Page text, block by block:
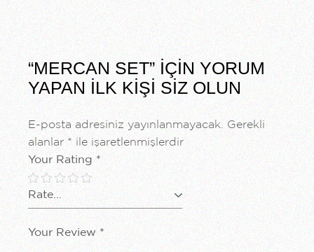
“MERCAN SET” IÇIN YORUM
YAPAN ILK KIŞI SIZ OLUN
E-posta adresiniz yayınlanmayacak. Gerekli
alanlar* ile işaretlenmişlerdir
Your Rating*